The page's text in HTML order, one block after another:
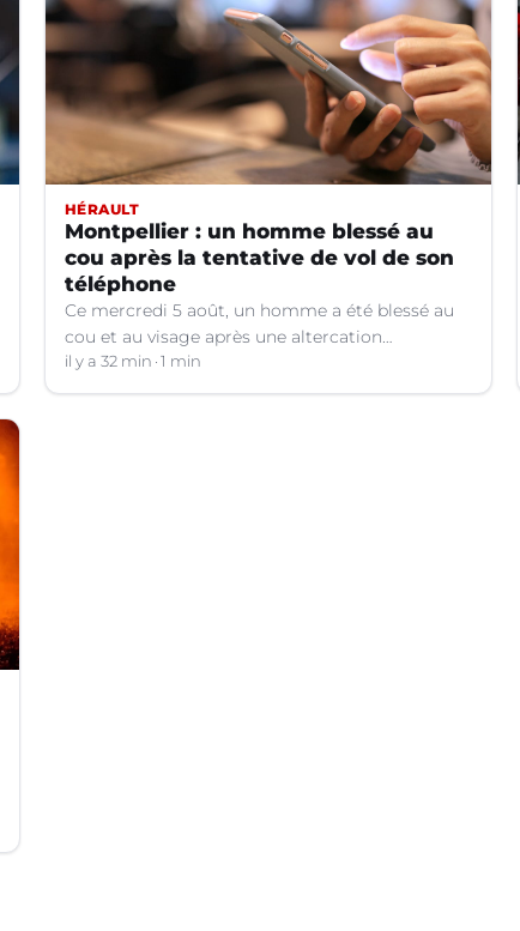
HÉRAULT
Montpellier : un homme blessé au
cou après la tentative de vol de son
téléphone
Ce mercredi 5 août, un homme a été blessé au
cou et au visage après une altercation
concernant un téléphone portable à Montpellier
(Hérault).
il y a 32 min 1 min